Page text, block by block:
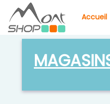
Accueil